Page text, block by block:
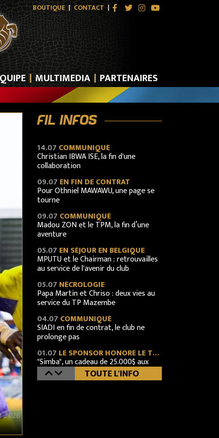
MULTIMEDIA PARTENAIRES
BOUTIQUE CONTACT
2026
FIL INFOS
11.06L1, J11 PLAY-OFFS : TPM-LAC 2-0
Les Corbeaux donnent la leçon aux
Samouraïs dépassés à Kamalondo !
10.06L1, J11 PLAY-OFFS : TPM-LES AIGLES CE JEUDI
Finale au sommet à Kamalondo
07.06L1, PLAY-OFFS J10 : MU-TPM 2-1
Efficaces et opportunistes, les
Unionistes s'offrent les Corbeaux
06.06 L1, J10 PLAYOFFS : MANIEMA-TPM CE DIMANCHE
14.07 COMMUNIQUÉ
Christian IBWA ISE, la fin d'une
collaboration
09.07 EN FIN DE CONTRAT
Pour Othniel MAWAWU, une page se
tourne
09.07 COMMUNIQUÉ
Madou ZON et le TPM, la fin d’une
aventure
05.07 EN SÉJOUR EN BELGIQUE
MPUTU et le Chairman : retrouvailles
au service de l'avenir du club
05.07 NÉCROLOGIE
Papa Martin et Chriso : deux vies au
service du TP Mazembe
04.07 COMMUNIQUÉ
SIADI en fin de contrat, le club ne
prolonge pas
01.07 LE SPONSOR HONORÉ LE TPM
"Simba", un cadeau de 25.000$ aux
Corbeaux
TOUTE L'INFO